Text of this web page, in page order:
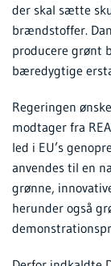
der skal sætte
brændstoffer.
producere grønt
bæredygtige
Regeringen
modtager fra
led i EU’s
anvendes til en
grønne,
herunder også